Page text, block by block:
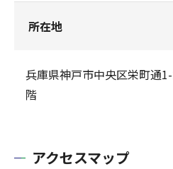
所在地
兵庫県神戸市中央区栄町通
階
アクセスマップ